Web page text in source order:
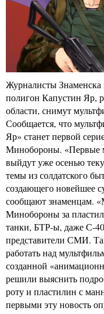
Журналисты Знаменска
полигон Капустин Яр,
области, снимут
Сообщается, что
Яр» станет первой
Минобороны. «Первые
выйдут уже осенью
темы из солдатского
создающего новейшее
сообщают знаменцам.
Минобороны за
танки, БТР-ы, даже С-
представители СМИ.
работать над
созданной
решили выяснить
роту и пластилин с
первыми эту новость